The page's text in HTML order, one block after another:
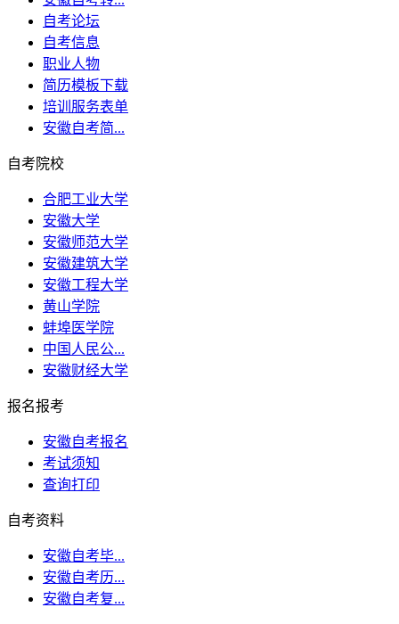
自考论坛
自考信息
职业人物
简历模板下载
培训服务表单
安徽自考简...
自考院校
合肥工业大学
安徽大学
安徽师范大学
安徽建筑大学
安徽工程大学
黄山学院
蚌埠医学院
中国人民公...
安徽财经大学
报名报考
安徽自考报名
考试须知
查询打印
自考资料
安徽自考毕...
安徽自考历...
安徽自考复...